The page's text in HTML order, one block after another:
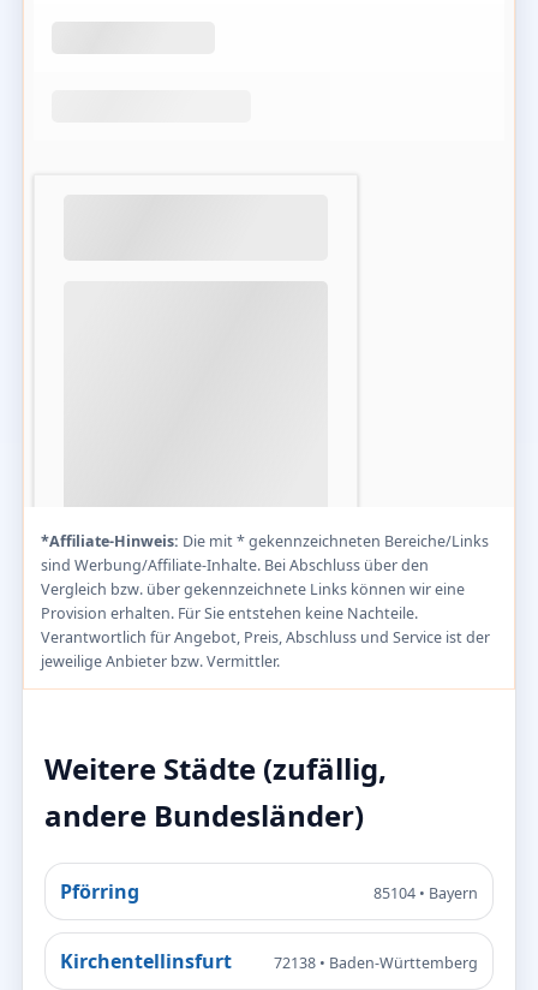
*Affiliate-Hinweis: Die mit * gekennzeichneten Bereiche/Links
sind Werbung/Affiliate-Inhalte. Bei Abschluss über den
Vergleich bzw. über gekennzeichnete Links können wir eine
Provision erhalten. Für Sie entstehen keine Nachteile.
Verantwortlich für Angebot, Preis, Abschluss und Service ist der
jeweilige Anbieter bzw. Vermittler.
Weitere Städte (zufällig,
andere Bundesländer)
Pförring 85104 • Bayern
Kirchentellinsfurt 72138 • Baden-Württemberg